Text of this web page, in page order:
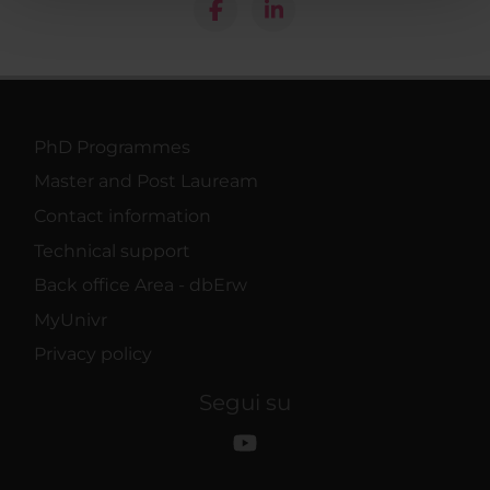
pubblicità e social media, i quali potrebbero combinarle
PhD Programmes
Master and Post Lauream
Contact information
Technical support
Back office Area - dbErw
MyUnivr
Privacy policy
Segui su